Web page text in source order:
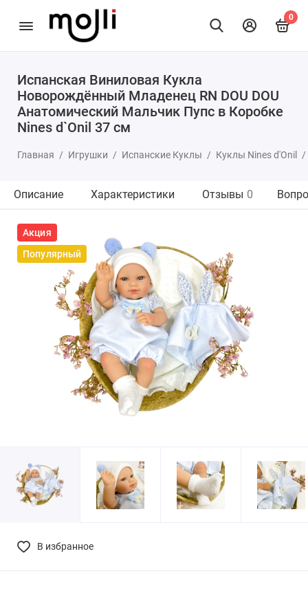
0
Испанская Виниловая Кукла
Новорождённый Младенец RN DOU DOU
Анатомический Мальчик Пупс в Коробке
Nines d`Onil 37 см
Главная Игрушки Испанские Куклы Куклы Nines d'Onil
Описание Характеристики Отзывы 0
Акция
Популярный
В избранное